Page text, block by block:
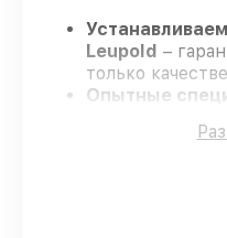
Leupold –
только
Опытные
надёжную